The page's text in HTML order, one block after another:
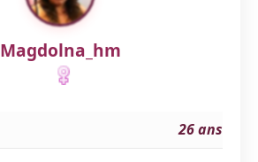
Magdolna_hm
26 ans